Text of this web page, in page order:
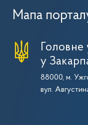
Мапа
у
88000, м.
вул.